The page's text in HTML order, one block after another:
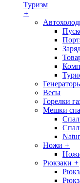
Туризм
+
Весы
Горелки
Мешки
Ножи +
Рюкзаки +